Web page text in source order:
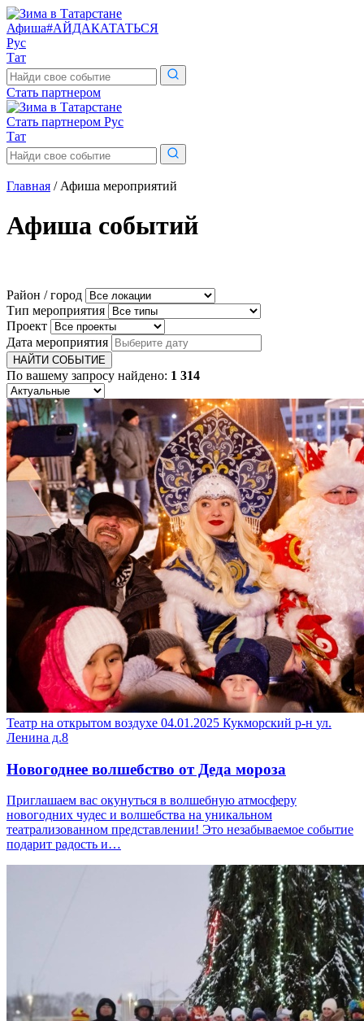
Афиша#АЙДАКАТАТЬСЯ
Рус
Тат
Поиск
по
сайту
Стать партнером
Стать партнером Рус
Тат
Поиск
по
сайту
Главная / Афиша мероприятий
Афиша cобытий
Район / город
Тип мероприятия
Проект
Дата мероприятия
НАЙТИ СОБЫТИЕ
По вашему запросу найдено: 1 314
Театр на открытом воздухе 04.01.2025 Кукморский р-н ул.
Ленина д.8
Новогоднее волшебство от Деда мороза
Приглашаем вас окунуться в волшебную атмосферу
новогодних чудес и волшебства на уникальном
театрализованном представлении! Это незабываемое событие
подарит радость и…